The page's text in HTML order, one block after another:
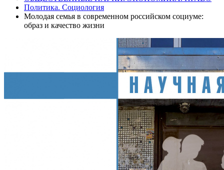
Политика. Социология
Молодая семья в современном российском социуме:
образ и качество жизни